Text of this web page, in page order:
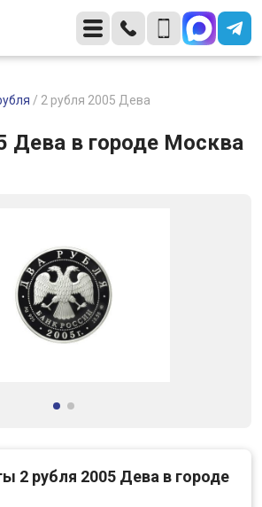
/ 2 рубля 2005 Дева
Дева в городе Москва
2 рубля 2005 Дева в городе